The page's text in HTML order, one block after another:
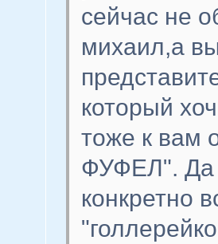
сейчас не
михаил,а
который
тоже к вам
ФУФЕЛ". Да
конкретно